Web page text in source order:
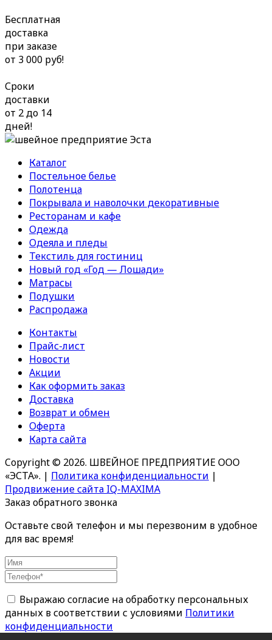
Бесплатная
доставка
при заказе
от 3 000 руб!
Сроки
доставки
от 2 до 14
дней!
Каталог
Постельное белье
Полотенца
Покрывала и наволочки декоративные
Ресторанам и кафе
Одежда
Одеяла и пледы
Текстиль для гостиниц
Новый год «Год — Лошади»
Матрасы
Подушки
Распродажа
Контакты
Прайс-лист
Новости
Акции
Как оформить заказ
Доставка
Возврат и обмен
Оферта
Карта сайта
Copyright © 2026. ШВЕЙНОЕ ПРЕДПРИЯТИЕ ООО
«ЭСТА». | Политика конфиденциальности |
Продвижение сайта IQ-MAXIMA
Заказ обратного звонка
Оставьте свой телефон и мы перезвоним в удобное
для вас время!
Выражаю согласие на обработку персональных
данных в соответствии с условиями Политики
конфиденциальности